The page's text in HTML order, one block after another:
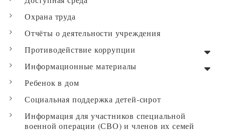
Охрана труда
Отчёты о деятельности учреждения
Противодействие коррупции
Информационные материалы
Ребенок в дом
Социальная поддержка детей-сирот
Информация для участников специальной
военной операции (СВО) и членов их семей